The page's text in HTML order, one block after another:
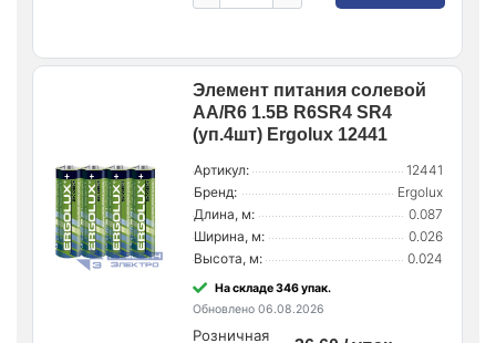
Элемент питания солевой
AA/R6 1.5В R6SR4 SR4
(уп.4шт) Ergolux 12441
Артикул:
12441
Бренд:
Ergolux
Длина, м:
0.087
Ширина, м:
0.026
Высота, м:
0.024
На складе 346 упак.
Обновлено 06.08.2026
Розничная